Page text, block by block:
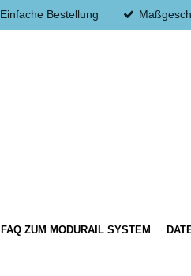
Einfache Bestellung
FAQ ZUM MODURAIL SYSTEM